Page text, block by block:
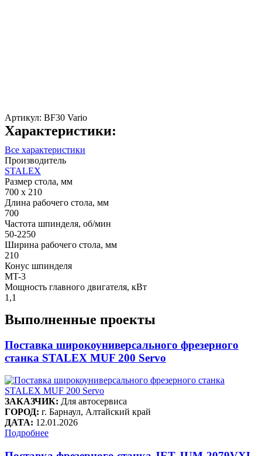
Артикул: BF30 Vario
Характеристики:
Все характеристики
Производитель
STALEX
Размер стола, мм
700 x 210
Длина рабочего стола, мм
700
Частота шпинделя, об/мин
50-2250
Ширина рабочего стола, мм
210
Конус шпинделя
MT-3
Мощность главного двигателя, кВт
1,1
Выполненные проекты
Поставка широкоуниверсального фрезерного
станка STALEX MUF 200 Servo
ЗАКАЗЧИК: Для автосервиса
ГОРОД: г. Барнаул, Алтайский край
ДАТА: 12.01.2026
Подробнее